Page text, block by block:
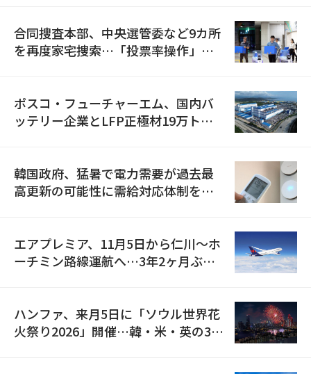
合同捜査本部、中央選管委など9カ所
を再度家宅捜索…「投票率操作」の
ポスコ・フューチャーエム、国内バ
ッテリー企業とLFP正極材19万トン
韓国政府、猛暑で電力需要が過去最
高更新の可能性に需給対応体制を点
エアプレミア、11月5日から仁川〜ホ
ーチミン路線運航へ…3年2ヶ月ぶり
ハンファ、来月5日に「ソウル世界花
火祭り2026」開催…韓・米・英の3カ